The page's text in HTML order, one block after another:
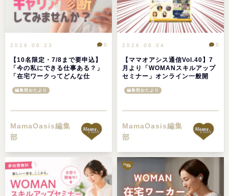
2026.06.23
【10名限定・7/8まで要申込】
「今の私にできる仕事ある？」
「在宅ワークってどんな仕
診断セッションで解決しよう！
0
編集部おたより
MamaOasis編集
部
2026.06.04
【ママオアシス通信Vol.40】7
月より「WOMANスキルアップ
セミナー」オンライン一般開
記事TOP5
0
編集部おたより
MamaOasis編集
部